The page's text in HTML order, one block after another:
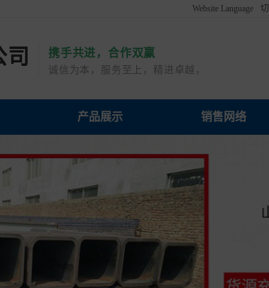
Website Language
بالعربية
携手共进，合作双赢
诚信为本，服务至上，精进卓越，亲和共生
材料有限公司产品展示
山东鲁鑫通金属材料有限公司销售网络
山东鲁鑫通金属